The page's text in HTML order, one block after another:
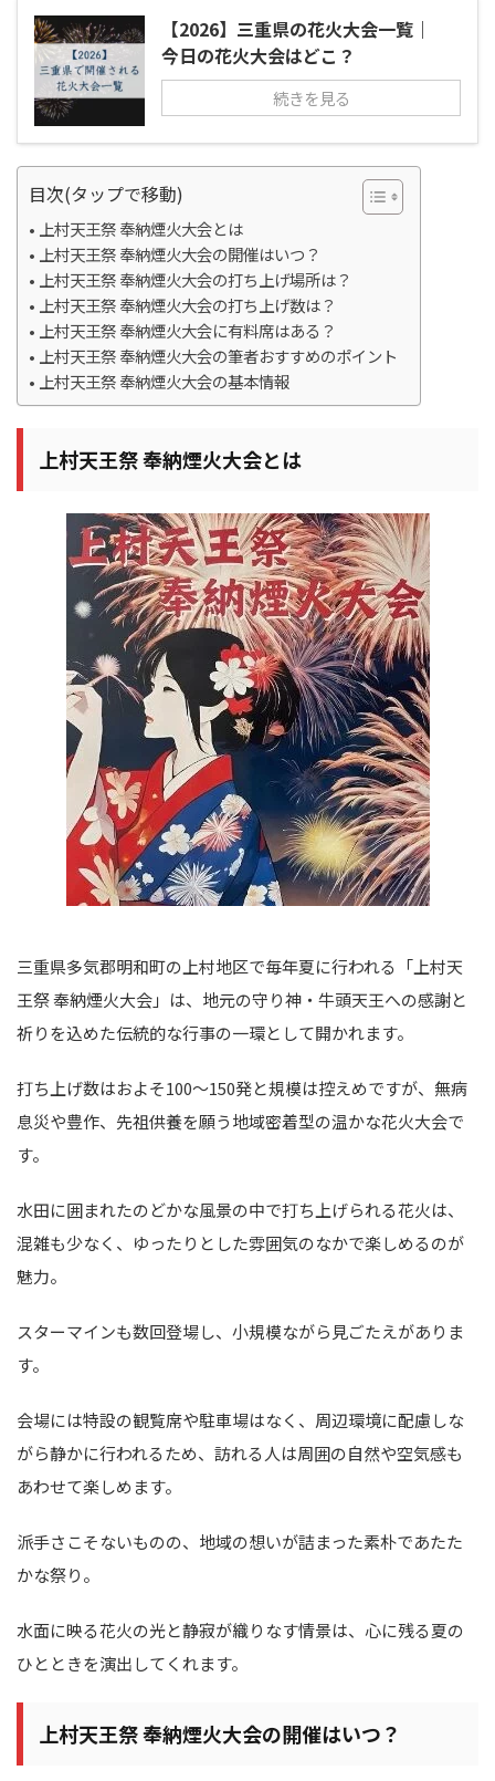
【2026】三重県の花火大会一覧｜
今日の花火大会はどこ？
続きを見る
目次(タップで移動)
上村天王祭 奉納煙火大会とは
上村天王祭 奉納煙火大会の開催はいつ？
上村天王祭 奉納煙火大会の打ち上げ場所は？
上村天王祭 奉納煙火大会の打ち上げ数は？
上村天王祭 奉納煙火大会に有料席はある？
上村天王祭 奉納煙火大会の筆者おすすめのポイント
上村天王祭 奉納煙火大会の基本情報
上村天王祭 奉納煙火大会とは
三重県多気郡明和町の上村地区で毎年夏に行われる「上村天
王祭 奉納煙火大会」は、地元の守り神・牛頭天王への感謝と
祈りを込めた伝統的な行事の一環として開かれます。
打ち上げ数はおよそ100〜150発と規模は控えめですが、無病
息災や豊作、先祖供養を願う地域密着型の温かな花火大会で
す。
水田に囲まれたのどかな風景の中で打ち上げられる花火は、
混雑も少なく、ゆったりとした雰囲気のなかで楽しめるのが
魅力。
スターマインも数回登場し、小規模ながら見ごたえがありま
す。
会場には特設の観覧席や駐車場はなく、周辺環境に配慮しな
がら静かに行われるため、訪れる人は周囲の自然や空気感も
あわせて楽しめます。
派手さこそないものの、地域の想いが詰まった素朴であたた
かな祭り。
水面に映る花火の光と静寂が織りなす情景は、心に残る夏の
ひとときを演出してくれます。
上村天王祭 奉納煙火大会の開催はいつ？